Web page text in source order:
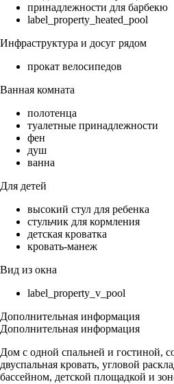
принадлежности для барбекю
label_property_heated_pool
Инфраструктура и досуг рядом
прокат велосипедов
Ванная комната
полотенца
туалетные принадлежности
фен
душ
ванна
Для детей
высокий стул для ребенка
стульчик для кормления
детская кроватка
кровать-манеж
Вид из окна
label_property_v_pool
Дополнительная информация
Дополнительная информация
Дом с одной спальней и гостиной,
двуспальная кровать, угловой
бассейном, детской площадкой и